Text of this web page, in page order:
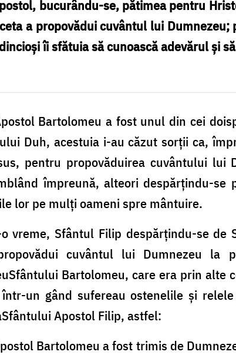
bucurându-se, pătimea pentru
a propovădui cuvântul lui
îi sfătuia să cunoască adevărul și
Bartolomeu a fost unul din cei
Duh, acestuia i-au căzut sorții ca,
pentru propovăduirea cuvântului lui
împreună, alteori despărțindu-
lor pe mulți oameni spre mântuire.
vreme, Sfântul Filip despărțindu-se
cuvântul lui Dumnezeu la
Bartolomeu, care era prin
un gând sufereau ostenelile și
Apostol Filip, astfel:
Bartolomeu a fost trimis de